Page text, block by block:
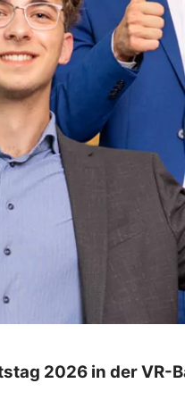
2026 in der VR-